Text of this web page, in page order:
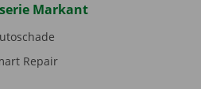
Markant
Repair